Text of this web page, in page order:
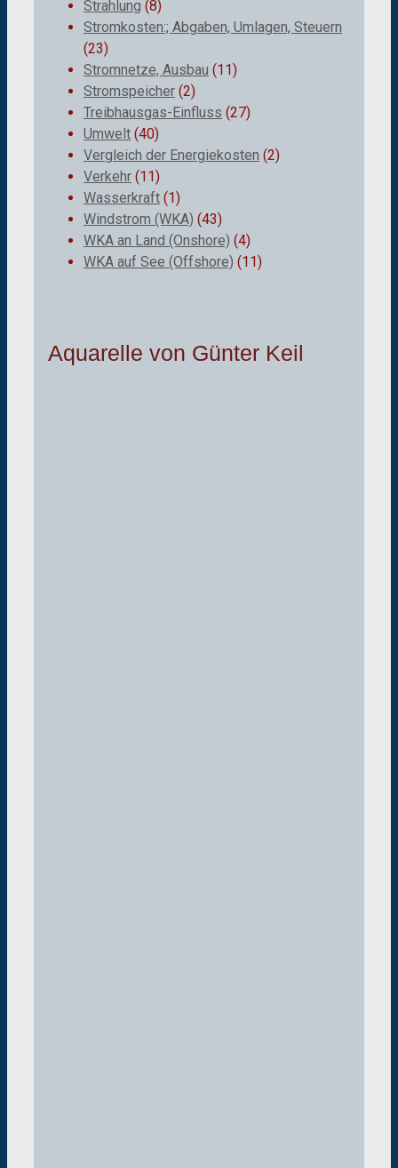
Strahlung (8)
Stromkosten:; Abgaben, Umlagen, Steuern
(23)
Stromnetze, Ausbau (11)
Stromspeicher (2)
Treibhausgas-Einfluss (27)
Umwelt (40)
Vergleich der Energiekosten (2)
Verkehr (11)
Wasserkraft (1)
Windstrom (WKA) (43)
WKA an Land (Onshore) (4)
WKA auf See (Offshore) (11)
Aquarelle von Günter Keil